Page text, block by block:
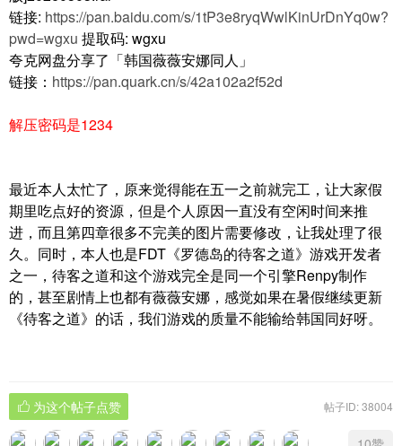
链接: https://pan.baidu.com/s/1tP3e8ryqWwlKinUrDnYq0w?
pwd=wgxu 提取码: wgxu
夸克网盘分享了「韩国薇薇安娜同人」
链接： https://pan.quark.cn/s/42a102a2f52d
解压密码是1234
最近本人太忙了，原来觉得能在五一之前就完工，让大家假
期里吃点好的资源，但是个人原因一直没有空闲时间来推
进，而且第四章很多不完美的图片需要修改，让我处理了很
久。同时，本人也是FDT《罗德岛的待客之道》游戏开发者
之一，待客之道和这个游戏完全是同一个引擎Renpy制作
的，甚至剧情上也都有薇薇安娜，感觉如果在暑假继续更新
《待客之道》的话，我们游戏的质量不能输给韩国同好呀。
帖子ID: 38004
为这个帖子点赞